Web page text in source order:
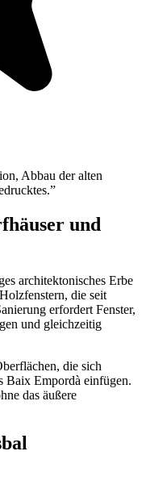
Abbau der alten
”
und
architektonisches Erbe
die seit
erfordert Fenster,
und gleichzeitig
die sich
Baix Empordà einfügen.
das äußere